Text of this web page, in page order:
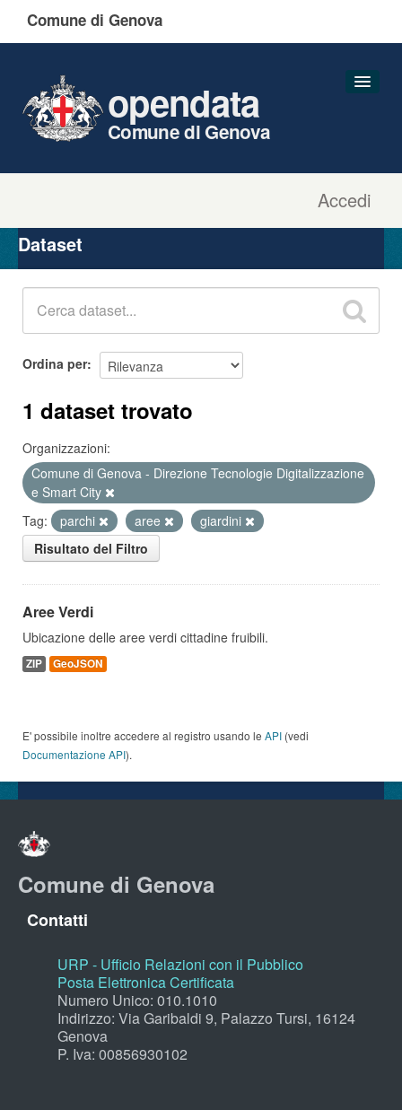
Comune di Genova
Accedi
opendata
Comune di Genova
Organizzazioni
Gruppi
Dataset
Ordina per
1 dataset trovato
Organizzazioni:
Comune di Genova - Direzione Tecnologie Digitalizzazione
e Smart City
Tag:
parchi aree
giardini
Risultato del Filtro
Aree Verdi
Ubicazione delle aree verdi cittadine fruibili.
ZIP GeoJSON
E' possibile inoltre accedere al registro usando le API (vedi
Documentazione API).
Comune di Genova
Contatti
URP - Ufficio Relazioni con il Pubblico
Posta Elettronica Certificata
Numero Unico: 010.1010
Indirizzo: Via Garibaldi 9, Palazzo Tursi, 16124
Genova
P. Iva: 00856930102